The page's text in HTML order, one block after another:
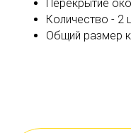
Перекрытие
Количество - 2
Общий размер